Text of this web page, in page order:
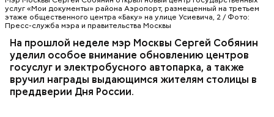
услуг «Мои документы» района Аэропорт, размещенный на третьем
этаже общественного центра «Баку» на улице Усиевича, 2 / Фото:
Пресс-служба мэра и правительства Москвы
На прошлой неделе мэр Москвы Сергей Собянин
уделил особое внимание обновлению центров
госуслуг и электробусного автопарка, а также
вручил награды выдающимся жителям столицы в
преддверии Дня России.